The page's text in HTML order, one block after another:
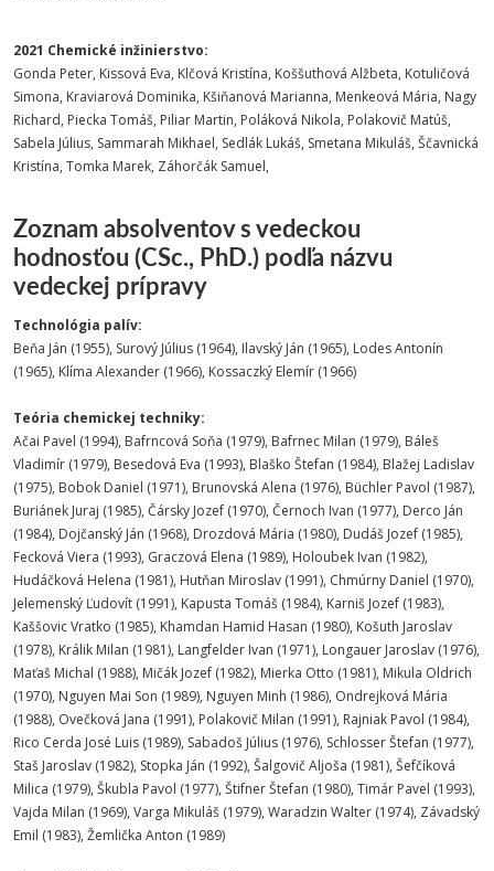
2021 Chemické inžinierstvo:
Gonda Peter, Kissová Eva, Klčová Kristína, Koššuthová Alžbeta, Kotuličová
Simona, Kraviarová Dominika, Kšiňanová Marianna, Menkeová Mária, Nagy
Richard, Piecka Tomáš, Piliar Martin, Poláková Nikola, Polakovič Matúš,
Sabela Július, Sammarah Mikhael, Sedlák Lukáš, Smetana Mikuláš, Ščavnická
Kristína, Tomka Marek, Záhorčák Samuel,
Zoznam absolventov s vedeckou
hodnosťou (CSc., PhD.) podľa názvu
vedeckej prípravy
Technológia palív:
Beňa Ján (1955), Surový Július (1964), Ilavský Ján (1965), Lodes Antonín
(1965), Klíma Alexander (1966), Kossaczký Elemír (1966)
Teória chemickej techniky:
Ačai Pavel (1994), Bafrncová Soňa (1979), Bafrnec Milan (1979), Báleš
Vladimír (1979), Besedová Eva (1993), Blaško Štefan (1984), Blažej Ladislav
(1975), Bobok Daniel (1971), Brunovská Alena (1976), Büchler Pavol (1987),
Buriánek Juraj (1985), Čársky Jozef (1970), Černoch Ivan (1977), Derco Ján
(1984), Dojčanský Ján (1968), Drozdová Mária (1980), Dudáš Jozef (1985),
Fecková Viera (1993), Graczová Elena (1989), Holoubek Ivan (1982),
Hudáčková Helena (1981), Hutňan Miroslav (1991), Chmúrny Daniel (1970),
Jelemenský Ľudovít (1991), Kapusta Tomáš (1984), Karniš Jozef (1983),
Kaššovic Vratko (1985), Khamdan Hamid Hasan (1980), Košuth Jaroslav
(1978), Králik Milan (1981), Langfelder Ivan (1971), Longauer Jaroslav (1976),
Maťaš Michal (1988), Mičák Jozef (1982), Mierka Otto (1981), Mikula Oldrich
(1970), Nguyen Mai Son (1989), Nguyen Minh (1986), Ondrejková Mária
(1988), Ovečková Jana (1991), Polakovič Milan (1991), Rajniak Pavol (1984),
Rico Cerda José Luis (1989), Sabadoš Július (1976), Schlosser Štefan (1977),
Staš Jaroslav (1982), Stopka Ján (1992), Šalgovič Aljoša (1981), Šefčíková
Milica (1979), Škubla Pavol (1977), Štifner Štefan (1980), Timár Pavel (1993),
Vajda Milan (1969), Varga Mikuláš (1979), Waradzin Walter (1974), Závadský
Emil (1983), Žemlička Anton (1989)